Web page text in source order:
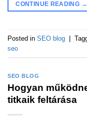
CONTINUE READING →
Posted in SEO blog |
seo
SEO BLOG
Hogyan
titkaik feltárása